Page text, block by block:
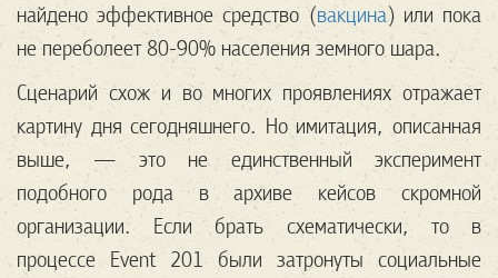
найдено эффективное средство (вакцина) или пока
не переболеет 80-90% населения земного шара.
Сценарий схож и во многих проявлениях отражает
картину дня сегодняшнего. Но имитация, описанная
выше, — это не единственный эксперимент
подобного рода в архиве кейсов скромной
организации. Если брать схематически, то в
процессе Event 201 были затронуты социальные